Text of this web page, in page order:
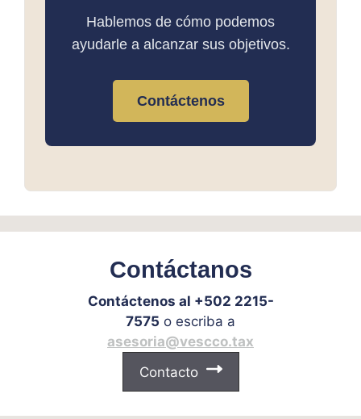
Hablemos de cómo podemos
ayudarle a alcanzar sus objetivos.
Contáctenos
Contáctanos
Contáctenos al +502 2215-
7575 o escriba a
asesoria@vescco.tax
Contacto